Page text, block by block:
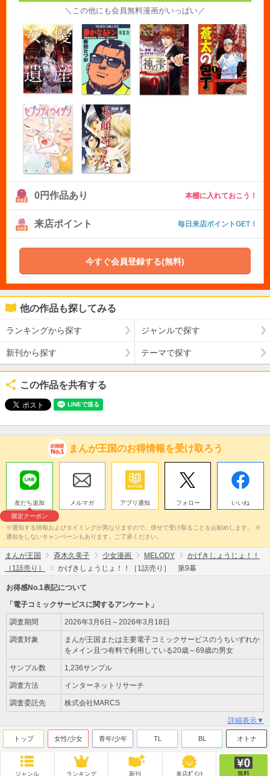
＼この他にも会員無料漫画がいっぱい／
0円作品あり 本棚に入れておこう！
来店ポイント 毎日来店ポイントGET！
今すぐ会員登録する(無料)
他の作品も探してみる
ランキングから探す ジャンルで探す
新刊から探す テーマで探す
この作品を共有する
まんが王国のお得情報を受け取ろう
友だち追加
限定クーポン
メルマガ アプリ通知 フォロー いいね
※通知する情報およびタイミングが異なりますので、併せて受け取ることをお勧めします。 ※
通知をしないキャンペーンもあります。ご了承ください。
まんが王国 斉木久美子 少女漫画 MELODY
かげきしょうじょ！！
［1話売り］
かげきしょうじょ！！［1話売り］ 第9幕
お得感No.1表記について
「電子コミックサービスに関するアンケート」
調査期間 2026年3月6日～2026年3月18日
調査対象
まんが王国または主要電子コミックサービスのうちいずれか
をメイン且つ有料で利用している20歳～69歳の男女
サンプル数 1,236サンプル
調査方法 インターネットリサーチ
調査委託先 株式会社MARCS
詳細表示▼
トップ 女性/少女 青年/少年 TL BL オトナ
ジャンル ランキング 新刊 来店ﾎﾟｲﾝﾄ 無料